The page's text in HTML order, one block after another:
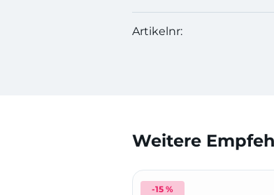
Artikelnr:
Weitere
-15 %